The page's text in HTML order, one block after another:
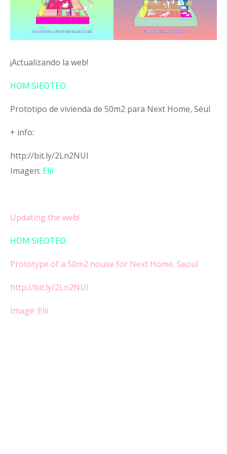
¡Actualizando la web!
HOM SIEOTEO
Prototipo de vivienda de 50m2 para Next Home, Séul
+ info:
http://bit.ly/2Ln2NUl
Imagen: Elii
Updating the web!
HOM SIEOTEO
Prototype of a 50m2 house for Next Home, Seoul
http://bit.ly/2Ln2NUl
Image: Elii